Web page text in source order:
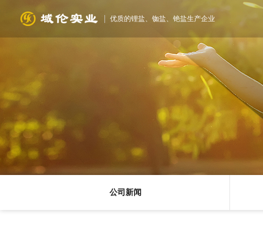
优质的锂盐、铷盐、铯盐生产企业
公司新闻